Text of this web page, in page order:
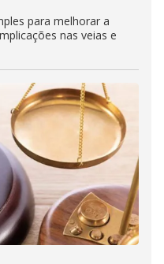
para melhorar a
nas veias e